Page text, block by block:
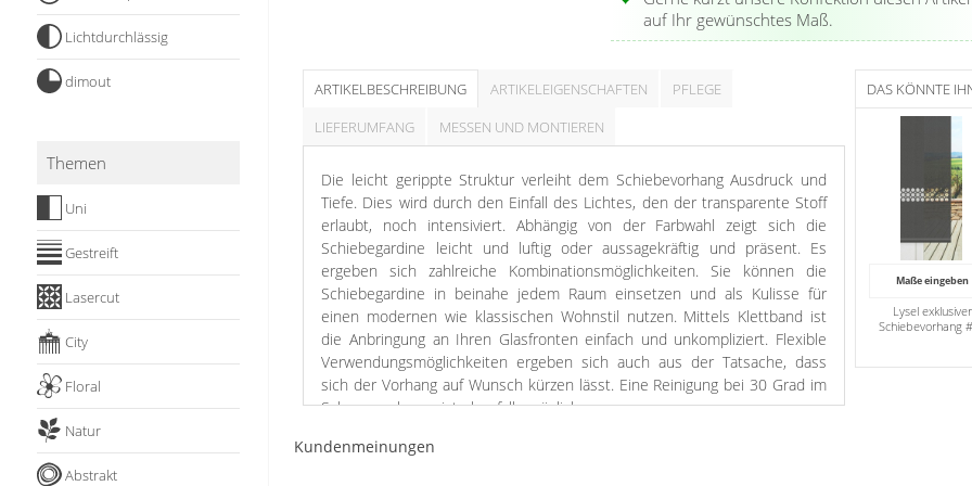
Stoffe
Panneaux
Lichtdurchlässig
dimout
Themen
Uni
Gestreift
Lasercut
City
Floral
Natur
Abstrakt
auf Ihr gewünschtes Maß.
ARTIKELBESCHREIBUNG ARTIKELEIGENSCHAFTEN
PFLEGE
LIEFERUMFANG
MESSEN UND MONTIEREN
Die leicht gerippte Struktur verleiht dem Schiebevorhang Ausdruck und
Tiefe. Dies wird durch den Einfall des Lichtes, den der transparente Stoff
erlaubt, noch intensiviert. Abhängig von der Farbwahl zeigt sich die
Schiebegardine leicht und luftig oder aussagekräftig und präsent. Es
ergeben sich zahlreiche Kombinationsmöglichkeiten. Sie können die
Schiebegardine in beinahe jedem Raum einsetzen und als Kulisse für
einen modernen wie klassischen Wohnstil nutzen. Mittels Klettband ist
die Anbringung an Ihren Glasfronten einfach und unkompliziert. Flexible
Verwendungsmöglichkeiten ergeben sich auch aus der Tatsache, dass
sich der Vorhang auf Wunsch kürzen lässt. Eine Reinigung bei 30 Grad im
Schonwaschgang ist ebenfalls möglich.
Elegant und stilvoll zeigt sich der Behang in Grau. Bleiben Sie bei einer
DAS KÖNNTE
Maße eingeben
Lysel exklusiver
Schiebevorhang
Kundenmeinungen